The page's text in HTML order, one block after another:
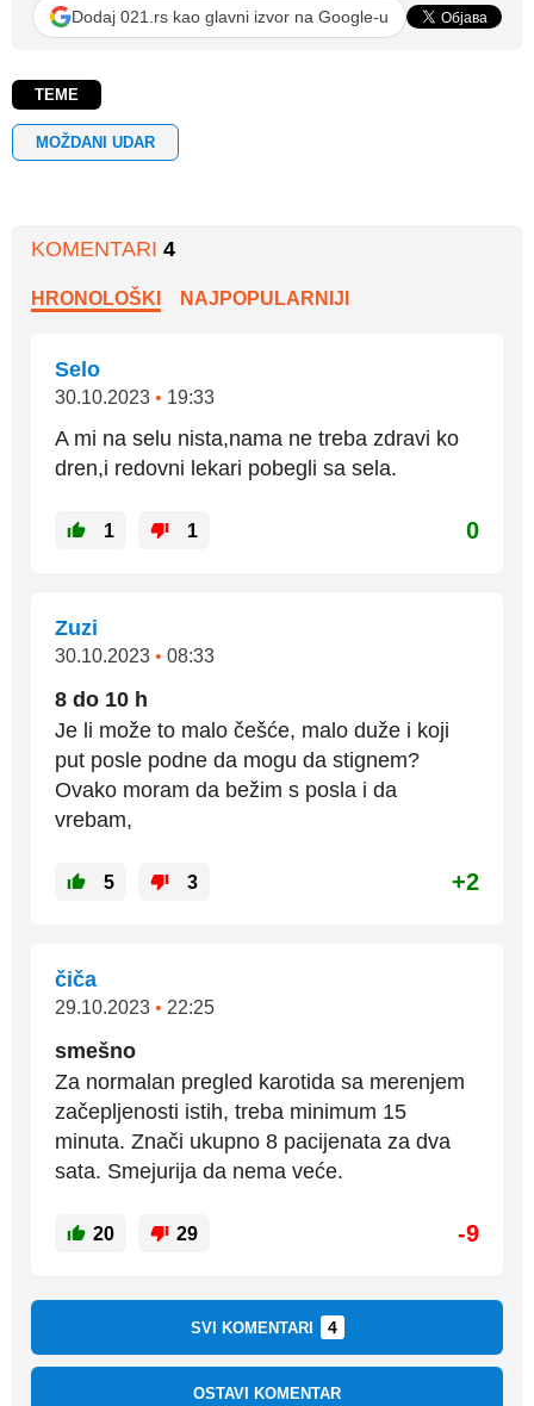
Dodaj 021.rs kao glavni izvor na Google-u
TEME
MOŽDANI UDAR
KOMENTARI 4
HRONOLOŠKI NAJPOPULARNIJI
Selo
30.10.2023 • 19:33
A mi na selu nista,nama ne treba zdravi ko
dren,i redovni lekari pobegli sa sela.
1 1 0
Zuzi
30.10.2023 • 08:33
8 do 10 h
Je li može to malo češće, malo duže i koji
put posle podne da mogu da stignem?
Ovako moram da bežim s posla i da
vrebam,
5 3 +2
čiča
29.10.2023 • 22:25
smešno
Za normalan pregled karotida sa merenjem
začepljenosti istih, treba minimum 15
minuta. Znači ukupno 8 pacijenata za dva
sata. Smejurija da nema veće.
20 29 -9
SVI KOMENTARI 4
OSTAVI KOMENTAR